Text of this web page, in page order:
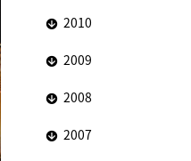
2010
2009
2008
2007